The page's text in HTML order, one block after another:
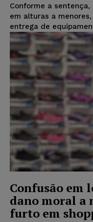
Conforme a
em alturas a
entrega de
Confusão em
dano moral a
furto em